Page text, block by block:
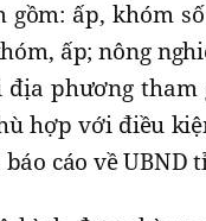
ấp, khóm
ấp; nông
phương
hợp với điều
cáo về UBND